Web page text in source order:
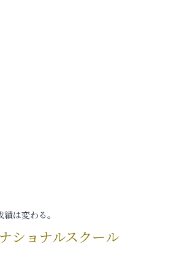
は変わる。
ショナルスクール